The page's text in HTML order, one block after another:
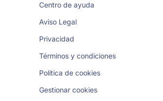
Centro de ayuda
Aviso Legal
Privacidad
Términos y condiciones
Política de cookies
Gestionar cookies